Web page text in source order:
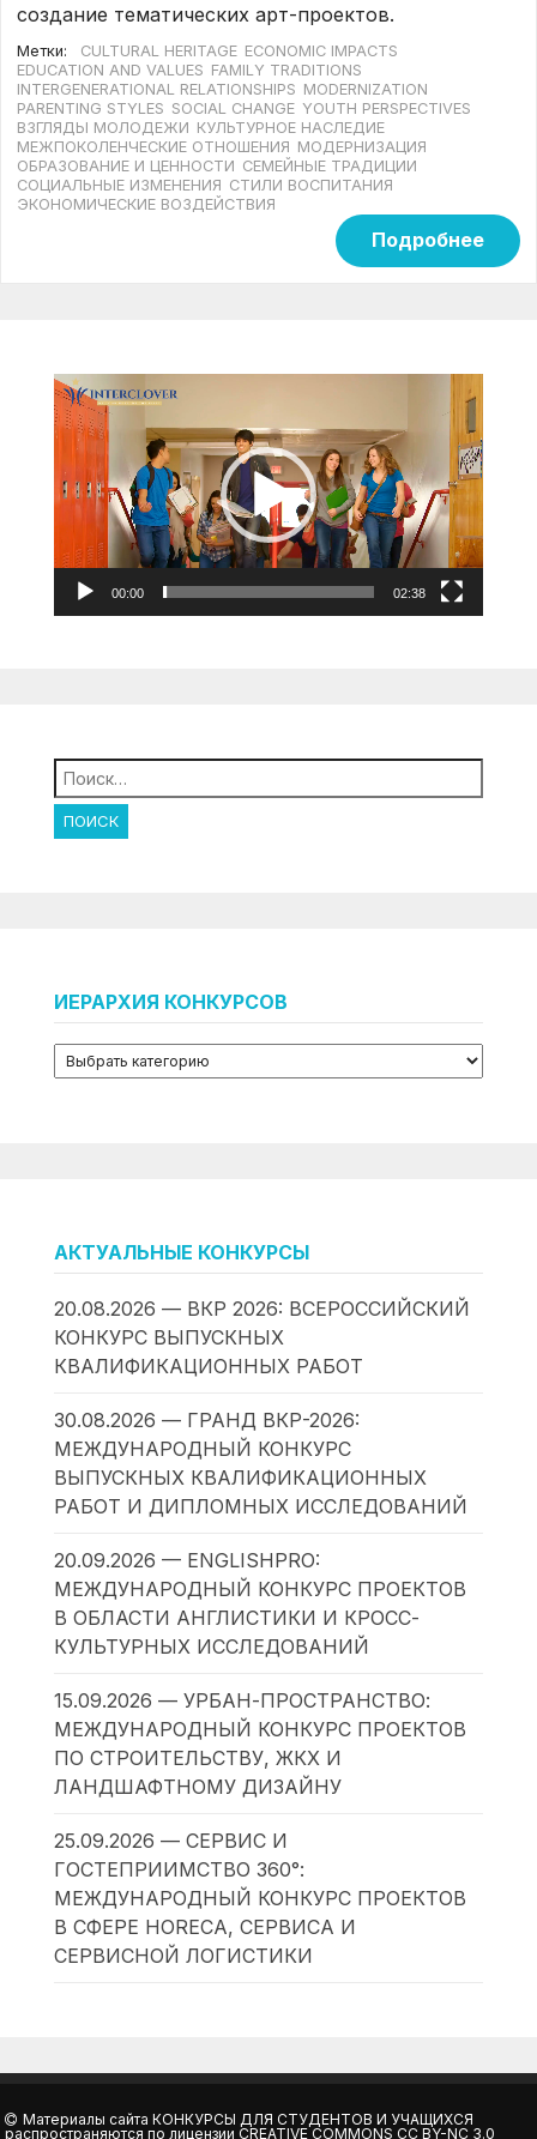
создание тематических арт-проектов.
Метки: CULTURAL HERITAGE ECONOMIC IMPACTS
EDUCATION AND VALUES FAMILY TRADITIONS
INTERGENERATIONAL RELATIONSHIPS MODERNIZATION
PARENTING STYLES SOCIAL CHANGE YOUTH PERSPECTIVES
ВЗГЛЯДЫ МОЛОДЕЖИ КУЛЬТУРНОЕ НАСЛЕДИЕ
МЕЖПОКОЛЕНЧЕСКИЕ ОТНОШЕНИЯ МОДЕРНИЗАЦИЯ
ОБРАЗОВАНИЕ И ЦЕННОСТИ СЕМЕЙНЫЕ ТРАДИЦИИ
СОЦИАЛЬНЫЕ ИЗМЕНЕНИЯ СТИЛИ ВОСПИТАНИЯ
ЭКОНОМИЧЕСКИЕ ВОЗДЕЙСТВИЯ
Подробнее
Видеоплеер
00:00 02:38
Найти:
ИЕРАРХИЯ КОНКУРСОВ
АКТУАЛЬНЫЕ КОНКУРСЫ
20.08.2026 — ВКР 2026: ВСЕРОССИЙСКИЙ
КОНКУРС ВЫПУСКНЫХ
КВАЛИФИКАЦИОННЫХ РАБОТ
30.08.2026 — ГРАНД ВКР-2026:
МЕЖДУНАРОДНЫЙ КОНКУРС
ВЫПУСКНЫХ КВАЛИФИКАЦИОННЫХ
РАБОТ И ДИПЛОМНЫХ ИССЛЕДОВАНИЙ
20.09.2026 — ENGLISHPRO:
МЕЖДУНАРОДНЫЙ КОНКУРС ПРОЕКТОВ
В ОБЛАСТИ АНГЛИСТИКИ И КРОСС-
КУЛЬТУРНЫХ ИССЛЕДОВАНИЙ
15.09.2026 — УРБАН-ПРОСТРАНСТВО:
МЕЖДУНАРОДНЫЙ КОНКУРС ПРОЕКТОВ
ПО СТРОИТЕЛЬСТВУ, ЖКХ И
ЛАНДШАФТНОМУ ДИЗАЙНУ
25.09.2026 — СЕРВИС И
ГОСТЕПРИИМСТВО 360°:
МЕЖДУНАРОДНЫЙ КОНКУРС ПРОЕКТОВ
В СФЕРЕ HORECA, СЕРВИСА И
СЕРВИСНОЙ ЛОГИСТИКИ
Материалы сайтаКОНКУРСЫ ДЛЯ СТУДЕНТОВ И УЧАЩИХСЯ
распространяются по лицензииCREATIVE COMMONS CC BY-NC 3.0